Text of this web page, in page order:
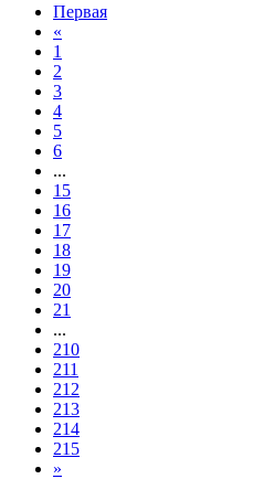
Первая
«
1
2
3
4
5
6
...
15
16
17
18
19
20
21
...
210
211
212
213
214
215
»